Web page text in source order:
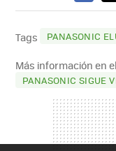
X
Tags PANASONIC
Más información en
PANASONIC SIGUE